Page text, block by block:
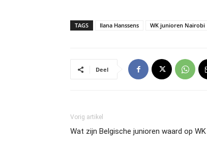
TAGS Ilana Hanssens WK junioren Nairobi
Deel
Vorig artikel
Wat zijn Belgische junioren waard op